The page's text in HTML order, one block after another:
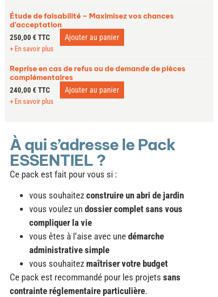
Étude de faisabilité – Maximisez vos chances
d’acceptation
250,00 € TTC Ajouter au panier
+ En savoir plus
Reprise en cas de refus ou de demande de pièces
complémentaires
240,00 € TTC Ajouter au panier
+ En savoir plus
À qui s’adresse le Pack
ESSENTIEL ?
Ce pack est fait pour vous si :
vous souhaitezconstruire un abri de jardin
vous voulez un dossier complet sans vous
compliquer la vie
vous êtes à l’aise avec unedémarche
administrative simple
vous souhaitez maîtriser votre budget
Ce pack est recommandé pour les projets sans
contrainte réglementaire particulière.